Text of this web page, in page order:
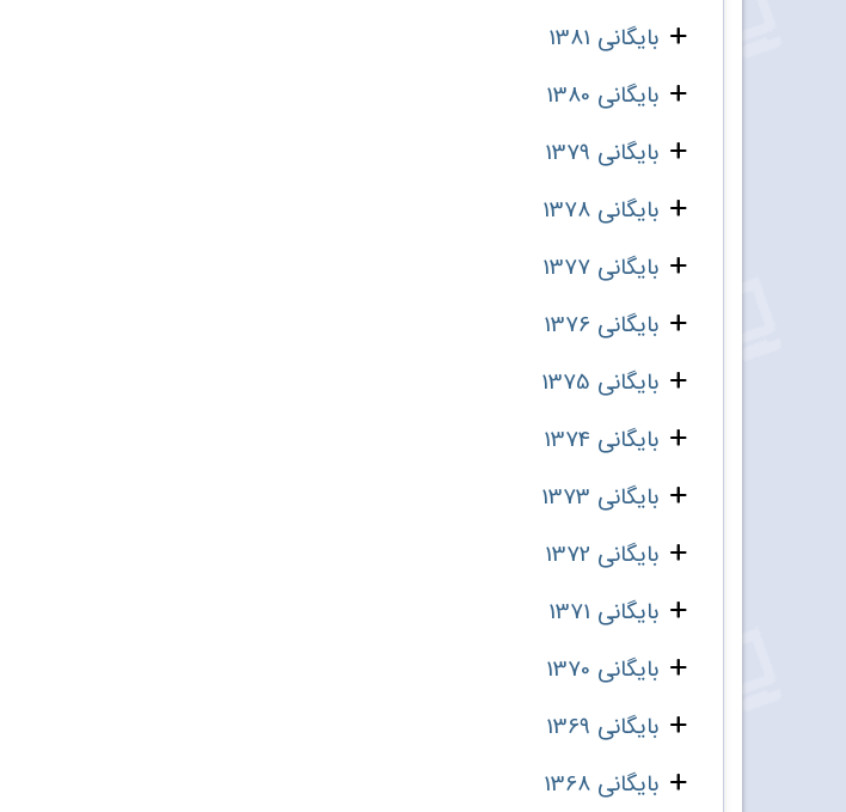
بایگانی 1381
بایگانی 1380
بایگانی 1379
بایگانی 1378
بایگانی 1377
بایگانی 1376
بایگانی 1375
بایگانی 1374
بایگانی 1373
بایگانی 1372
بایگانی 1371
بایگانی 1370
بایگانی 1369
بایگانی 1368